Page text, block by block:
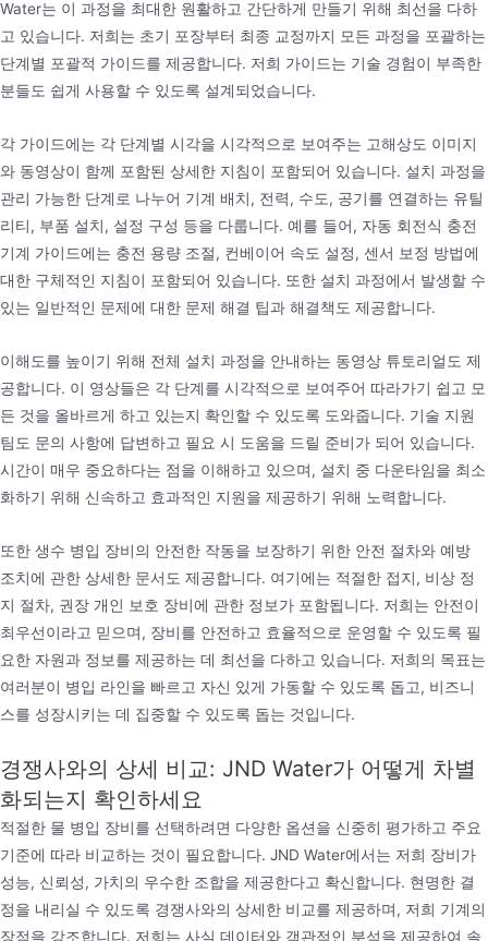
Water는 이 과정을 최대한 원활하고 간단하게 만들기 위해 최선을 다하
고 있습니다. 저희는 초기 포장부터 최종 교정까지 모든 과정을 포괄하는
단계별 포괄적 가이드를 제공합니다. 저희 가이드는 기술 경험이 부족한
분들도 쉽게 사용할 수 있도록 설계되었습니다.
각 가이드에는 각 단계별 시각을 시각적으로 보여주는 고해상도 이미지
와 동영상이 함께 포함된 상세한 지침이 포함되어 있습니다. 설치 과정을
관리 가능한 단계로 나누어 기계 배치, 전력, 수도, 공기를 연결하는 유틸
리티, 부품 설치, 설정 구성 등을 다룹니다. 예를 들어, 자동 회전식 충전
기계 가이드에는 충전 용량 조절, 컨베이어 속도 설정, 센서 보정 방법에
대한 구체적인 지침이 포함되어 있습니다. 또한 설치 과정에서 발생할 수
있는 일반적인 문제에 대한 문제 해결 팁과 해결책도 제공합니다.
이해도를 높이기 위해 전체 설치 과정을 안내하는 동영상 튜토리얼도 제
공합니다. 이 영상들은 각 단계를 시각적으로 보여주어 따라가기 쉽고 모
든 것을 올바르게 하고 있는지 확인할 수 있도록 도와줍니다. 기술 지원
팀도 문의 사항에 답변하고 필요 시 도움을 드릴 준비가 되어 있습니다.
시간이 매우 중요하다는 점을 이해하고 있으며, 설치 중 다운타임을 최소
화하기 위해 신속하고 효과적인 지원을 제공하기 위해 노력합니다.
또한 생수 병입 장비의 안전한 작동을 보장하기 위한 안전 절차와 예방
조치에 관한 상세한 문서도 제공합니다. 여기에는 적절한 접지, 비상 정
지 절차, 권장 개인 보호 장비에 관한 정보가 포함됩니다. 저희는 안전이
최우선이라고 믿으며, 장비를 안전하고 효율적으로 운영할 수 있도록 필
요한 자원과 정보를 제공하는 데 최선을 다하고 있습니다. 저희의 목표는
여러분이 병입 라인을 빠르고 자신 있게 가동할 수 있도록 돕고, 비즈니
스를 성장시키는 데 집중할 수 있도록 돕는 것입니다.
경쟁사와의 상세 비교: JND Water가 어떻게 차별
화되는지 확인하세요
적절한 물 병입 장비를 선택하려면 다양한 옵션을 신중히 평가하고 주요
기준에 따라 비교하는 것이 필요합니다. JND Water에서는 저희 장비가
성능, 신뢰성, 가치의 우수한 조합을 제공한다고 확신합니다. 현명한 결
정을 내리실 수 있도록 경쟁사와의 상세한 비교를 제공하며, 저희 기계의
장점을 강조합니다. 저희는 사실 데이터와 객관적인 분석을 제공하여 솔